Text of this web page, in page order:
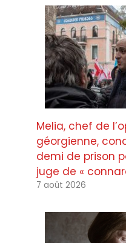
Melia, chef de
géorgienne,
demi de prison
juge de «
7 août 2026